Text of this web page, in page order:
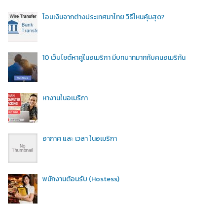
โอนเงินจากต่างประเทศมาไทย วิธีไหนคุ้มสุด?
10 เว็บไซต์หาคู่ในอเมริกา มีบทบาทมากกับคนอเมริกัน
หางานในอเมริกา
อากาศ และ เวลา ในอเมริกา
พนักงานต้อนรับ (Hostess)